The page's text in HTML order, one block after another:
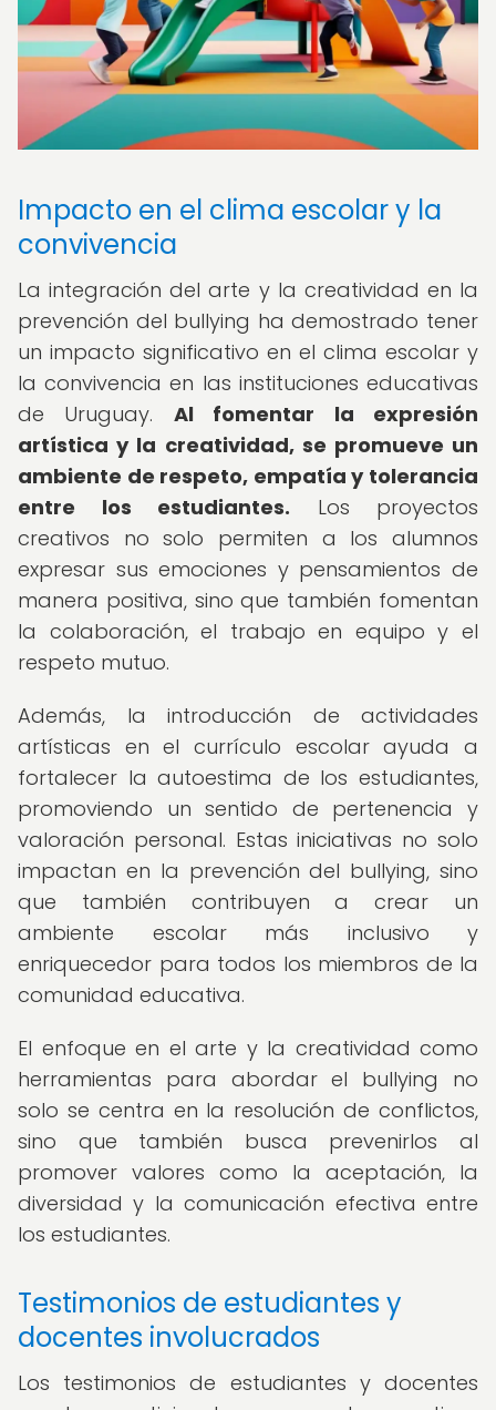
Impacto en el clima escolar y la
convivencia
La integración del arte y la creatividad en la
prevención del bullying ha demostrado tener
un impacto significativo en el clima escolar y
la convivencia en las instituciones educativas
de Uruguay. Al fomentar la expresión
artística y la creatividad, se promueve un
ambiente de respeto, empatía y tolerancia
entre los estudiantes. Los proyectos
creativos no solo permiten a los alumnos
expresar sus emociones y pensamientos de
manera positiva, sino que también fomentan
la colaboración, el trabajo en equipo y el
respeto mutuo.
Además, la introducción de actividades
artísticas en el currículo escolar ayuda a
fortalecer la autoestima de los estudiantes,
promoviendo un sentido de pertenencia y
valoración personal. Estas iniciativas no solo
impactan en la prevención del bullying, sino
que también contribuyen a crear un
ambiente escolar más inclusivo y
enriquecedor para todos los miembros de la
comunidad educativa.
El enfoque en el arte y la creatividad como
herramientas para abordar el bullying no
solo se centra en la resolución de conflictos,
sino que también busca prevenirlos al
promover valores como la aceptación, la
diversidad y la comunicación efectiva entre
los estudiantes.
Testimonios de estudiantes y
docentes involucrados
Los testimonios de estudiantes y docentes